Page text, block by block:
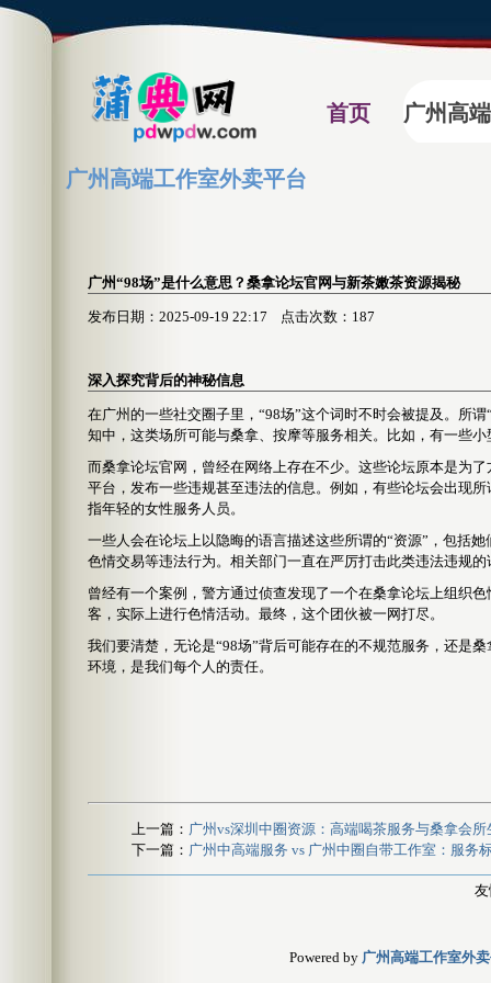
首页 广州高
广州高端工作室外卖平台
广州“98场”是什么意思？桑拿论坛官网与新茶嫩茶资源揭秘
发布日期：2025-09-19 22:17 点击次数：187
深入探究背后的神秘信息
在广州的一些社交圈子里，“98场”这个词时不时会被提及。所
知中，这类场所可能与桑拿、按摩等服务相关。比如，有一些
而桑拿论坛官网，曾经在网络上存在不少。这些论坛原本是为
平台，发布一些违规甚至违法的信息。例如，有些论坛会出现
指年轻的女性服务人员。
一些人会在论坛上以隐晦的语言描述这些所谓的“资源”，包括
色情交易等违法行为。相关部门一直在严厉打击此类违法违规的
曾经有一个案例，警方通过侦查发现了一个在桑拿论坛上组织
客，实际上进行色情活动。最终，这个团伙被一网打尽。
我们要清楚，无论是“98场”背后可能存在的不规范服务，还是
环境，是我们每个人的责任。
上一篇： 广州vs深圳中圈资源：高端喝茶服务与桑拿会所
下一篇： 广州中高端服务 vs 广州中圈自带工作室：服务
Powered by 广州高端工作室外